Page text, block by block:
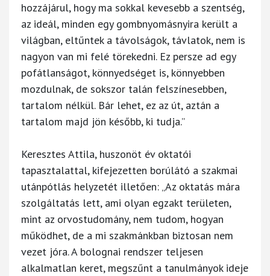
hozzájárul, hogy ma sokkal kevesebb a szentség,
az ideál, minden egy gombnyomásnyira került a
világban, eltűntek a távolságok, távlatok, nem is
nagyon van mi felé törekedni. Ez persze ad egy
pofátlanságot, könnyedséget is, könnyebben
mozdulnak, de sokszor talán felszínesebben,
tartalom nélkül. Bár lehet, ez az út, aztán a
tartalom majd jön később, ki tudja.”
Keresztes Attila, huszonöt év oktatói
tapasztalattal, kifejezetten borúlátó a szakmai
utánpótlás helyzetét illetően: „Az oktatás mára
szolgáltatás lett, ami olyan egzakt területen,
mint az orvostudomány, nem tudom, hogyan
működhet, de a mi szakmánkban biztosan nem
vezet jóra. A bolognai rendszer teljesen
alkalmatlan keret, megszűnt a tanulmányok ideje